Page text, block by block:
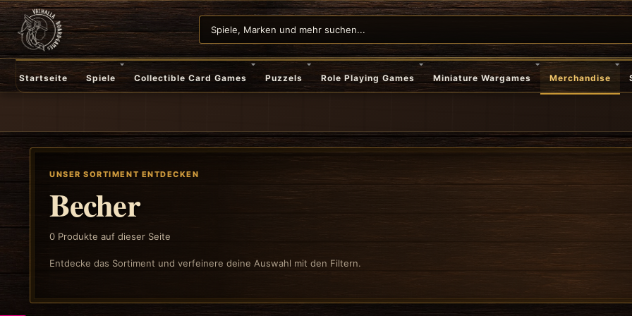
Startseite Spiele Collectible Card Games Puzzels Role Playing Games Miniature Wargames Merchandise
UNSER SORTIMENT ENTDECKEN
Becher
0 Produkte auf dieser Seite
Entdecke das Sortiment und verfeinere deine Auswahl mit den Filtern.